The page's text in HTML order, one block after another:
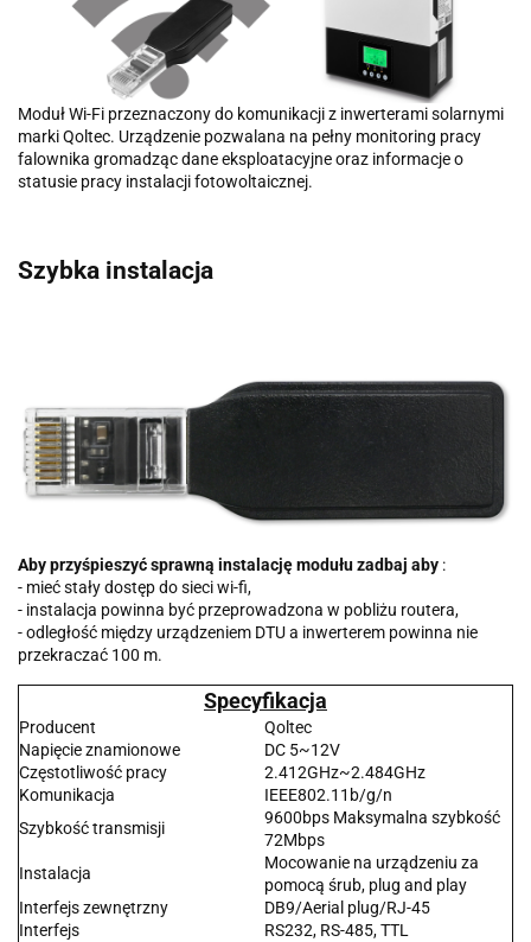
Moduł Wi-Fi przeznaczony do komunikacji z inwerterami solarnymi
marki Qoltec. Urządzenie pozwalana na pełny monitoring pracy
falownika gromadząc dane eksploatacyjne oraz informacje o
statusie pracy instalacji fotowoltaicznej.
Szybka instalacja
Aby przyśpieszyć sprawną instalację modułu zadbaj aby :
- mieć stały dostęp do sieci wi-fi,
- instalacja powinna być przeprowadzona w pobliżu routera,
- odległość między urządzeniem DTU a inwerterem powinna nie
przekraczać 100 m.
Specyfikacja
Producent
Qoltec
Napięcie znamionowe
DC 5~12V
Częstotliwość pracy
2.412GHz~2.484GHz
Komunikacja
IEEE802.11b/g/n
Szybkość transmisji
9600bps Maksymalna szybkość
72Mbps
Instalacja
Mocowanie na urządzeniu za
pomocą śrub, plug and play
Interfejs zewnętrzny
DB9/Aerial plug/RJ-45
Interfejs
RS232, RS-485, TTL